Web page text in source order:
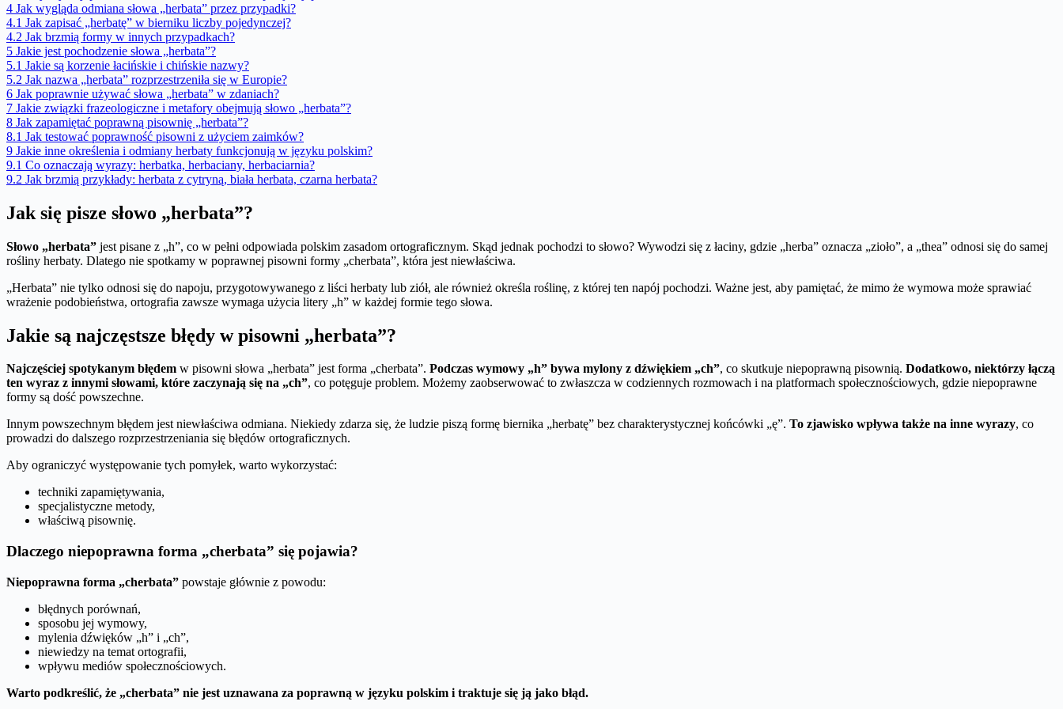
4 Jak wygląda odmiana słowa „herbata” przez przypadki?
4.1 Jak zapisać „herbatę” w bierniku liczby pojedynczej?
4.2 Jak brzmią formy w innych przypadkach?
5 Jakie jest pochodzenie słowa „herbata”?
5.1 Jakie są korzenie łacińskie i chińskie nazwy?
5.2 Jak nazwa „herbata” rozprzestrzeniła się w Europie?
6 Jak poprawnie używać słowa „herbata” w zdaniach?
7 Jakie związki frazeologiczne i metafory obejmują słowo „herbata”?
8 Jak zapamiętać poprawną pisownię „herbata”?
8.1 Jak testować poprawność pisowni z użyciem zaimków?
9 Jakie inne określenia i odmiany herbaty funkcjonują w języku polskim?
9.1 Co oznaczają wyrazy: herbatka, herbaciany, herbaciarnia?
9.2 Jak brzmią przykłady: herbata z cytryną, biała herbata, czarna herbata?
Jak się pisze słowo „herbata”?
Słowo „herbata” jest pisane z „h”, co w pełni odpowiada polskim zasadom ortograficznym. Skąd jednak pochodzi to słowo? Wywodzi się z łaciny, gdzie „herba” oznacza „zioło”, a „thea” odnosi się do samej
rośliny herbaty. Dlatego nie spotkamy w poprawnej pisowni formy „cherbata”, która jest niewłaściwa.
„Herbata” nie tylko odnosi się do napoju, przygotowywanego z liści herbaty lub ziół, ale również określa roślinę, z której ten napój pochodzi. Ważne jest, aby pamiętać, że mimo że wymowa może sprawiać
wrażenie podobieństwa, ortografia zawsze wymaga użycia litery „h” w każdej formie tego słowa.
Jakie są najczęstsze błędy w pisowni „herbata”?
Najczęściej spotykanym błędem w pisowni słowa „herbata” jest forma „cherbata”. Podczas wymowy „h” bywa mylony z dźwiękiem „ch”, co skutkuje niepoprawną pisownią. Dodatkowo, niektórzy łączą
ten wyraz z innymi słowami, które zaczynają się na „ch”, co potęguje problem. Możemy zaobserwować to zwłaszcza w codziennych rozmowach i na platformach społecznościowych, gdzie niepoprawne
formy są dość powszechne.
Innym powszechnym błędem jest niewłaściwa odmiana. Niekiedy zdarza się, że ludzie piszą formę biernika „herbatę” bez charakterystycznej końcówki „ę”. To zjawisko wpływa także na inne wyrazy, co
prowadzi do dalszego rozprzestrzeniania się błędów ortograficznych.
Aby ograniczyć występowanie tych pomyłek, warto wykorzystać:
techniki zapamiętywania,
specjalistyczne metody,
właściwą pisownię.
Dlaczego niepoprawna forma „cherbata” się pojawia?
Niepoprawna forma „cherbata” powstaje głównie z powodu:
błędnych porównań,
sposobu jej wymowy,
mylenia dźwięków „h” i „ch”,
niewiedzy na temat ortografii,
wpływu mediów społecznościowych.
Warto podkreślić, że „cherbata” nie jest uznawana za poprawną w języku polskim i traktuje się ją jako błąd.